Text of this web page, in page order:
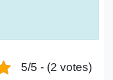
5/5 - (2 votes)